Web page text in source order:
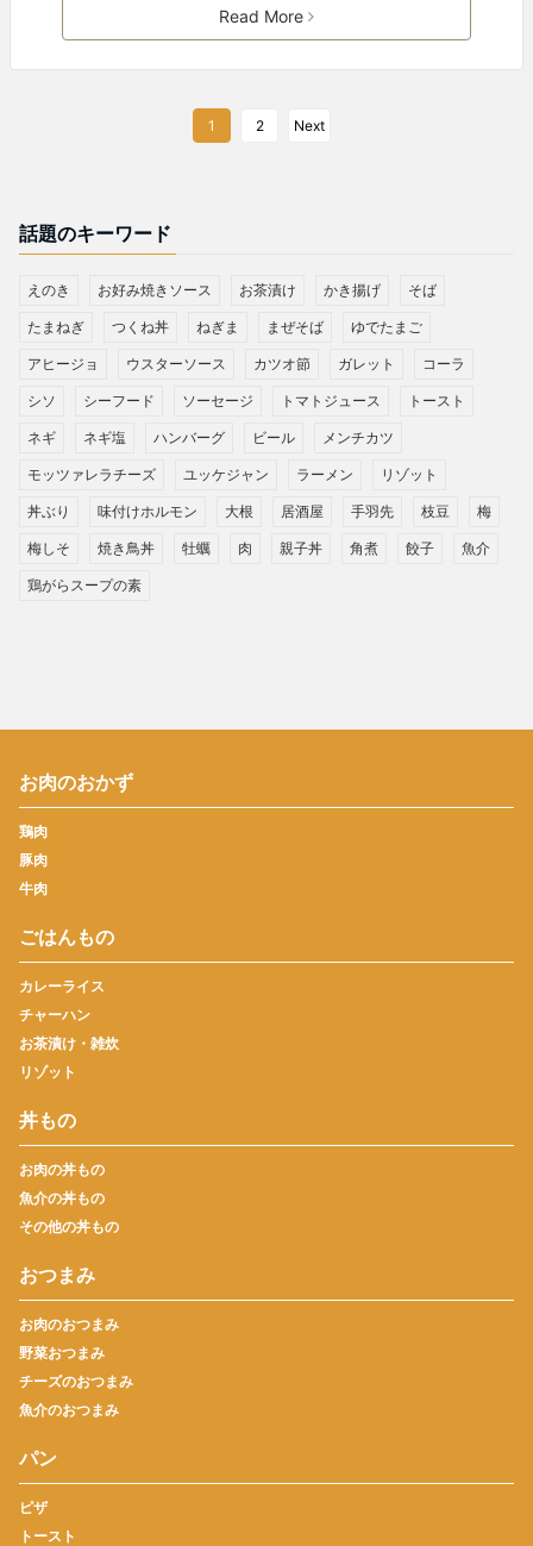
Read More
1 2 Next
話題のキーワード
えのき お好み焼きソース お茶漬け かき揚げ そば
たまねぎ つくね丼 ねぎま まぜそば ゆでたまご
アヒージョ ウスターソース カツオ節 ガレット コーラ
シソ シーフード ソーセージ トマトジュース トースト
ネギ ネギ塩 ハンバーグ ビール メンチカツ
モッツァレラチーズ ユッケジャン ラーメン リゾット
丼ぶり 味付けホルモン 大根 居酒屋 手羽先 枝豆 梅
梅しそ 焼き鳥丼 牡蠣 肉 親子丼 角煮 餃子 魚介
鶏がらスープの素
お肉のおかず
鶏肉
豚肉
牛肉
ごはんもの
カレーライス
チャーハン
お茶漬け・雑炊
リゾット
丼もの
お肉の丼もの
魚介の丼もの
その他の丼もの
おつまみ
お肉のおつまみ
野菜おつまみ
チーズのおつまみ
魚介のおつまみ
パン
ピザ
トースト